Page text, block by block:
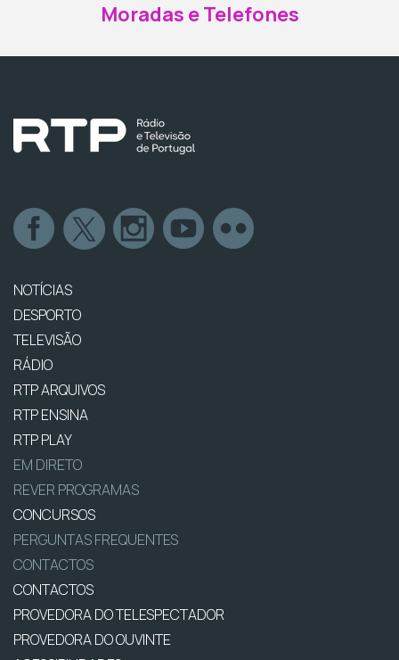
Moradas e Telefones
NOTÍCIAS
DESPORTO
TELEVISÃO
RÁDIO
RTP ARQUIVOS
RTP ENSINA
RTP PLAY
EM DIRETO
REVER PROGRAMAS
CONCURSOS
PERGUNTAS FREQUENTES
CONTACTOS
CONTACTOS
PROVEDORA DO TELESPECTADOR
PROVEDORA DO OUVINTE